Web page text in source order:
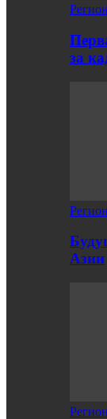
Регион
за
Регион
Азии
Регион